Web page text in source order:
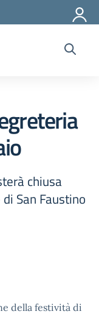
chiusa
San Faustino
della festività di